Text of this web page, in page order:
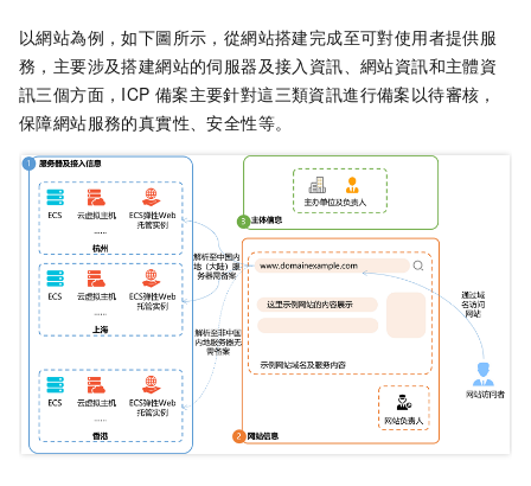
以網站為例，如下圖所示，從網站搭建完成至可對使用者提供服
務，主要涉及搭建網站的伺服器及接入資訊、網站資訊和主體資
訊三個方面，ICP 備案主要針對這三類資訊進行備案以待審核，
保障網站服務的真實性、安全性等。